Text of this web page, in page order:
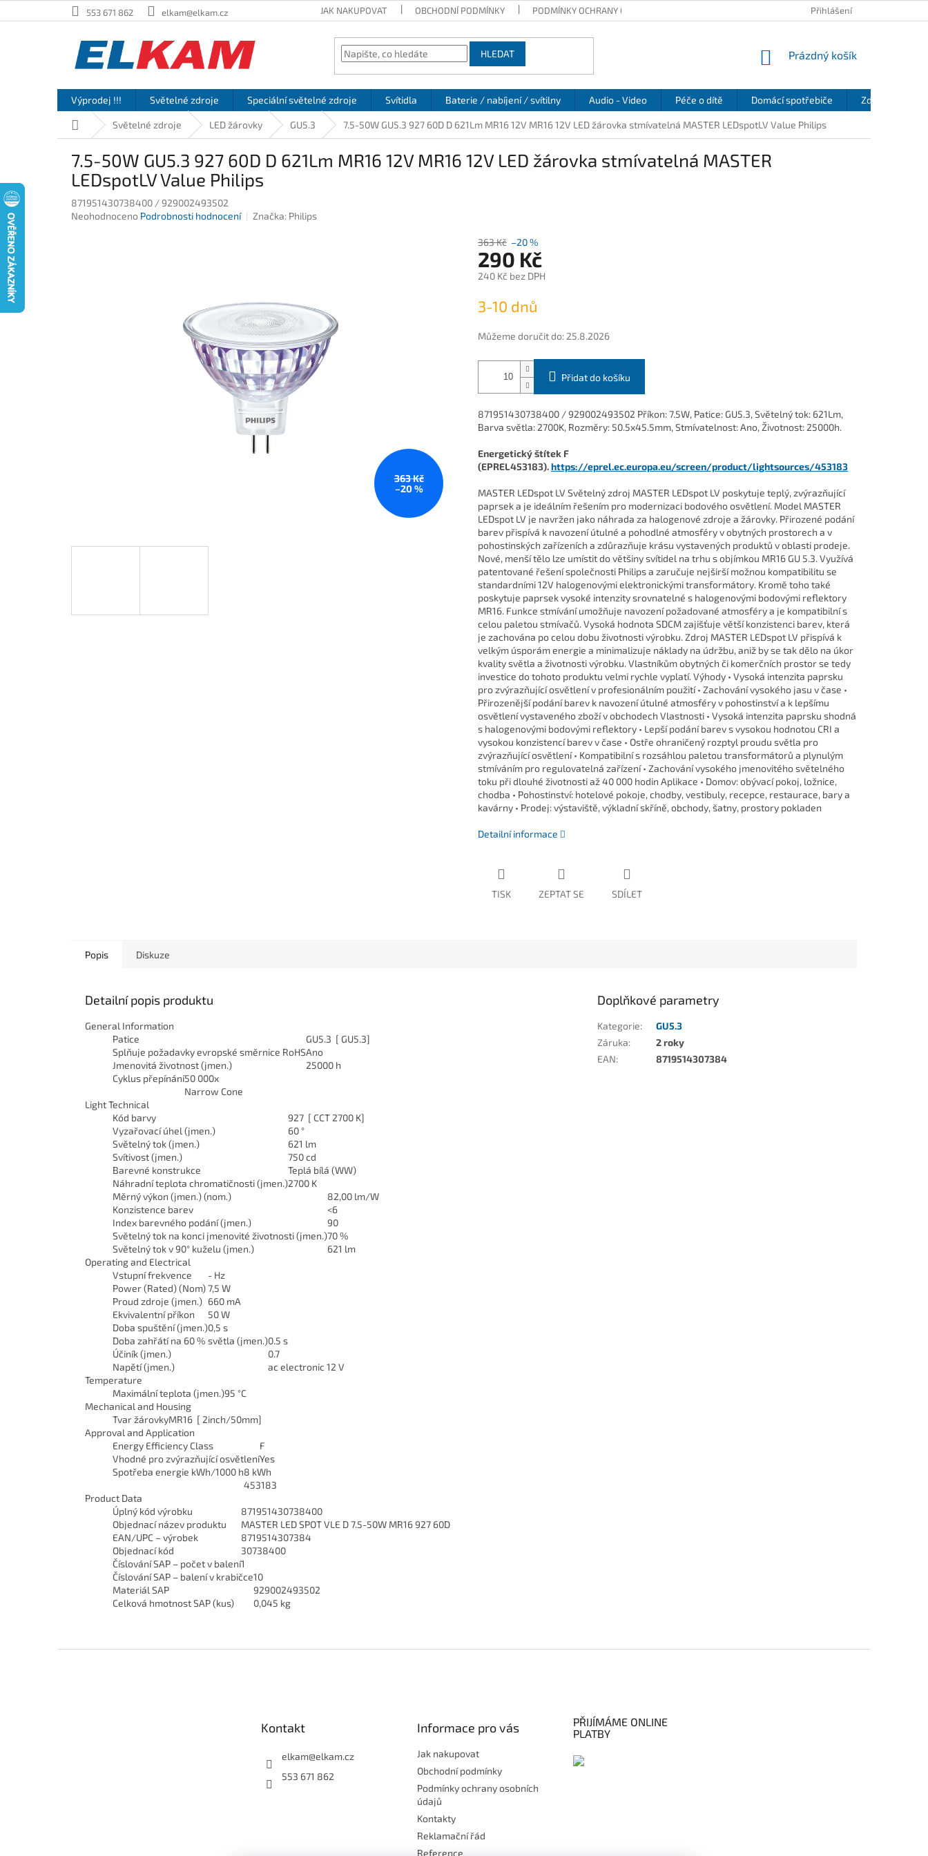
na
553 671 862 elkam@elkam.cz JAK NAKUPOVAT OBCHODNÍ PODMÍNKY PODMÍNKY OCHRANY OSOBNÍCH ÚDAJŮ REKLAMAČNÍ ŘÁD
Přihlášení
HLEDAT
NÁKUPNÍ
Prázdný košík
Výprodej !!! Světelné zdroje Speciální světelné zdroje Svítidla Baterie / nabíjení / svítilny Audio - Video Péče o dítě Domácí spotřebiče Zdraví a
Domů Světelné zdroje LED žárovky GU5.3 7.5-50W GU5.3 927 60D D 621Lm MR16 12V MR16 12V LED žárovka stmívatelná MASTER LEDspotLV Value Philips
7.5-50W GU5.3 927 60D D 621Lm MR16 12V MR16 12V LED žárovka stmívatelná MASTER
LEDspotLV Value Philips
871951430738400 / 929002493502
Průměrné
Neohodnoceno Podrobnosti hodnocení Značka: Philips
363 Kč
–20 %
363 Kč –20 %
290 Kč
240 Kč bez DPH
cena:
3-10 dnů
Můžeme doručit do:25.8.2026
Přidat do košíku
871951430738400 / 929002493502 Příkon: 7.5W, Patice: GU5.3, Světelný tok: 621Lm,
Barva světla: 2700K, Rozměry: 50.5x45.5mm, Stmívatelnost: Ano, Životnost: 25000h.
Energetický štítek F
(EPREL453183).https://eprel.ec.europa.eu/screen/product/lightsources/453183
MASTER LEDspot LV Světelný zdroj MASTER LEDspot LV poskytuje teplý, zvýrazňující
paprsek a je ideálním řešením pro modernizaci bodového osvětlení. Model MASTER
LEDspot LV je navržen jako náhrada za halogenové zdroje a žárovky. Přirozené podání
barev přispívá k navození útulné a pohodlné atmosféry v obytných prostorech a v
pohostinských zařízeních a zdůrazňuje krásu vystavených produktů v oblasti prodeje.
Nové, menší tělo lze umístit do většiny svítidel na trhu s objímkou MR16 GU 5.3. Využívá
patentované řešení společnosti Philips a zaručuje nejširší možnou kompatibilitu se
standardními 12V halogenovými elektronickými transformátory. Kromě toho také
poskytuje paprsek vysoké intenzity srovnatelné s halogenovými bodovými reflektory
MR16. Funkce stmívání umožňuje navození požadované atmosféry a je kompatibilní s
celou paletou stmívačů. Vysoká hodnota SDCM zajišťuje větší konzistenci barev, která
je zachována po celou dobu životnosti výrobku. Zdroj MASTER LEDspot LV přispívá k
velkým úsporám energie a minimalizuje náklady na údržbu, aniž by se tak dělo na úkor
kvality světla a životnosti výrobku. Vlastníkům obytných či komerčních prostor se tedy
investice do tohoto produktu velmi rychle vyplatí. Výhody • Vysoká intenzita paprsku
pro zvýrazňující osvětlení v profesionálním použití • Zachování vysokého jasu v čase •
Přirozenější podání barev k navození útulné atmosféry v pohostinství a k lepšímu
osvětlení vystaveného zboží v obchodech Vlastnosti • Vysoká intenzita paprsku shodná
s halogenovými bodovými reflektory • Lepší podání barev s vysokou hodnotou CRI a
vysokou konzistencí barev v čase • Ostře ohraničený rozptyl proudu světla pro
zvýrazňující osvětlení • Kompatibilní s rozsáhlou paletou transformátorů a plynulým
stmíváním pro regulovatelná zařízení • Zachování vysokého jmenovitého světelného
toku při dlouhé životnosti až 40 000 hodin Aplikace • Domov: obývací pokoj, ložnice,
chodba • Pohostinství: hotelové pokoje, chodby, vestibuly, recepce, restaurace, bary a
kavárny • Prodej: výstaviště, výkladní skříně, obchody, šatny, prostory pokladen
Detailní informace
TISK ZEPTAT SE SDÍLET
Popis Diskuze
Detailní popis produktu
General Information
Patice
GU5.3 [ GU5.3]
Splňuje požadavky evropské směrnice RoHSAno
Jmenovitá životnost (jmen.)
25000 h
Cyklus přepínání50 000x
Narrow Cone
Light Technical
Kód barvy
927 [ CCT 2700 K]
Vyzařovací úhel (jmen.)
60 °
Světelný tok (jmen.)
621 lm
Svítivost (jmen.)
750 cd
Barevné konstrukce
Teplá bílá (WW)
Náhradní teplota chromatičnosti (jmen.)2700 K
Měrný výkon (jmen.) (nom.)
82,00 lm/W
Konzistence barev
<6
Index barevného podání (jmen.)
90
Světelný tok na konci jmenovité životnosti (jmen.)70 %
Světelný tok v 90° kuželu (jmen.)
621 lm
Operating and Electrical
Vstupní frekvence
- Hz
Power (Rated) (Nom)7,5 W
Proud zdroje (jmen.) 660 mA
Ekvivalentní příkon
50 W
Doba spuštění (jmen.)0,5 s
Doba zahřátí na 60 % světla (jmen.)0.5 s
Účiník (jmen.)
0.7
Napětí (jmen.)
ac electronic 12 V
Temperature
Maximální teplota (jmen.)95 °C
Mechanical and Housing
Tvar žárovkyMR16 [ 2inch/50mm]
Approval and Application
Energy Efficiency Class
F
Vhodné pro zvýrazňující osvětleníYes
Spotřeba energie kWh/1000 h8 kWh
453183
Product Data
Úplný kód výrobku
871951430738400
Objednací název produktu
MASTER LED SPOT VLE D 7.5-50W MR16 927 60D
EAN/UPC – výrobek
8719514307384
Objednací kód
30738400
Číslování SAP – počet v balení1
Číslování SAP – balení v krabičce10
Materiál SAP
929002493502
Celková hmotnost SAP (kus)
0,045 kg
Doplňkové parametry
Kategorie:
GU5.3
Záruka:
2 roky
EAN: 8719514307384
Kontakt
elkam@elkam.cz
553 671 862
Informace pro vás
Jak nakupovat
Obchodní podmínky
Podmínky ochrany osobních
údajů
Kontakty
Reklamační řád
Reference
PŘIJÍMÁME ONLINE
PLATBY